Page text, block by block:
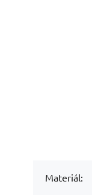
Materiál: